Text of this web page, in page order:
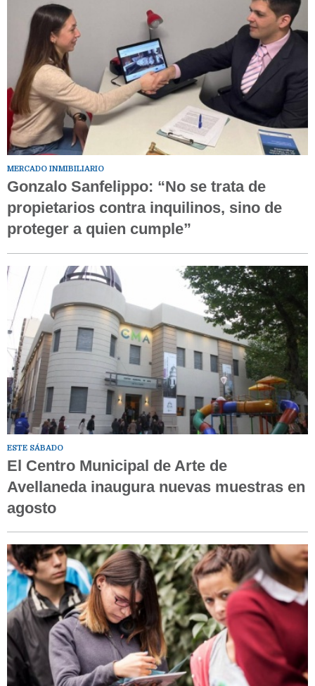
MERCADO INMIBILIARIO
Gonzalo Sanfelippo: “No se trata de
propietarios contra inquilinos, sino de
proteger a quien cumple”
ESTE SÁBADO
El Centro Municipal de Arte de
Avellaneda inaugura nuevas muestras en
agosto